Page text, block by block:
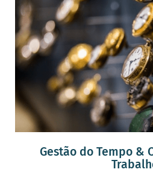
Gestão do Tempo &